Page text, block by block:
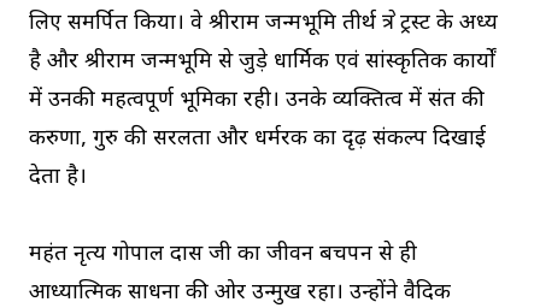
लिए समर्पित किया। वे श्रीराम जन्मभूमि तीर्थ क्षेत्र ट्रस्ट के अध्यक्ष
है और श्रीराम जन्मभूमि से जुड़े धार्मिक एवं सांस्कृतिक कार्यों
में उनकी महत्वपूर्ण भूमिका रही। उनके व्यक्तित्व में संत की
करुणा, गुरु की सरलता और धर्मरक्षक का दृढ़ संकल्प दिखाई
देता है।
महंत नृत्य गोपाल दास जी का जीवन बचपन से ही
आध्यात्मिक साधना की ओर उन्मुख रहा। उन्होंने वैदिक